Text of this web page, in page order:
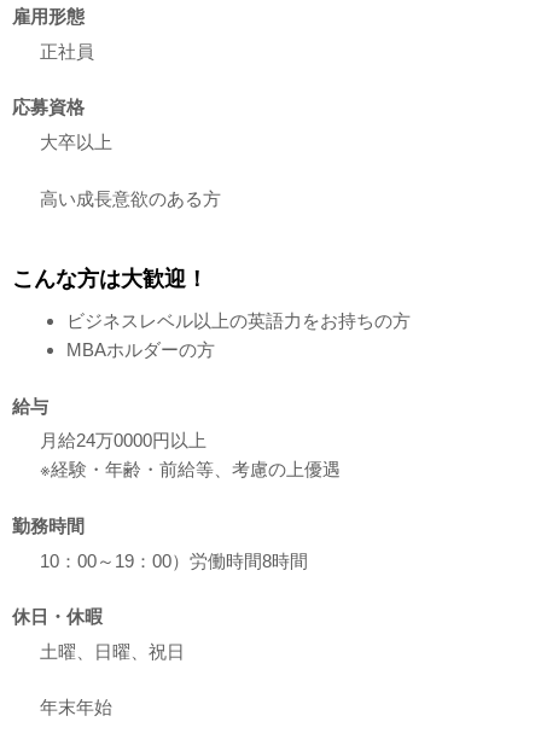
雇用形態
正社員
応募資格
大卒以上
高い成長意欲のある方
こんな方は大歓迎！
ビジネスレベル以上の英語力をお持ちの方
MBAホルダーの方
給与
月給24万0000円以上
※経験・年齢・前給等、考慮の上優遇
勤務時間
10：00～19：00）労働時間8時間
休日・休暇
土曜、日曜、祝日
年末年始